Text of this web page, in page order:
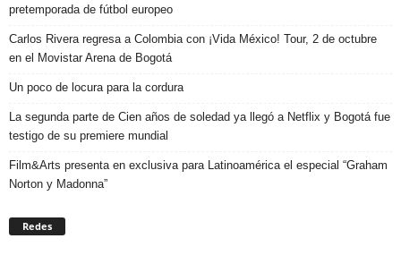
pretemporada de fútbol europeo
Carlos Rivera regresa a Colombia con ¡Vida México! Tour, 2 de octubre
en el Movistar Arena de Bogotá
Un poco de locura para la cordura
La segunda parte de Cien años de soledad ya llegó a Netflix y Bogotá fue
testigo de su premiere mundial
Film&Arts presenta en exclusiva para Latinoamérica el especial “Graham
Norton y Madonna”
Redes